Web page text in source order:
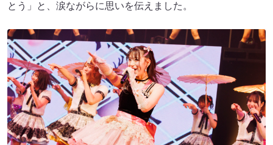
とう」と、涙ながらに思いを伝えました。